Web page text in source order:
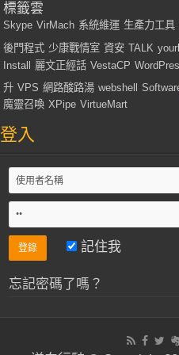
標籤雲
Skype VirMach 系統維運 生產力工具
後門程式 少康戰情室 資安 TALK
Install
麗文正經話 VestaCP
升 VPS 網路酸路湯 webshell
魔靈召喚 XPipe VirtueMart
登入
記住我
忘記密碼了嗎？